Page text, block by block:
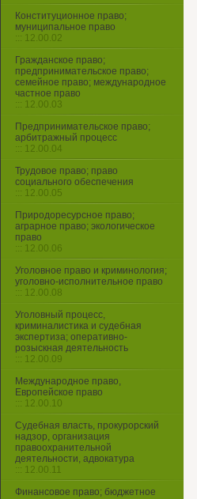
Конституционное право;
муниципальное право
::: 12.00.02
Гражданское право;
предпринимательское право;
семейное право; международное
частное право
::: 12.00.03
Предпринимательское право;
арбитражный процесс
::: 12.00.04
Трудовое право; право
социального обеспечения
::: 12.00.05
Природоресурсное право;
аграрное право; экологическое
право
::: 12.00.06
Уголовное право и криминология;
уголовно-исполнительное право
::: 12.00.08
Уголовный процесс,
криминалистика и судебная
экспертиза; оперативно-
розыскная деятельность
::: 12.00.09
Международное право,
Европейское право
::: 12.00.10
Судебная власть, прокурорский
надзор, организация
правоохранительной
деятельности, адвокатура
::: 12.00.11
Финансовое право; бюджетное